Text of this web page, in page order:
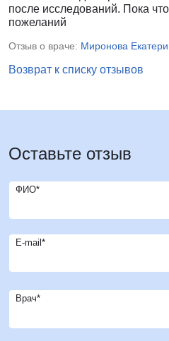
после исследований. Пока
пожеланий
Отзыв о враче: Миронова
Возврат к списку отзывов
Оставьте отзыв
ФИО*
E-mail*
Врач*